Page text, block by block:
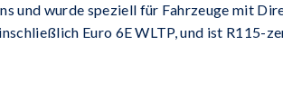
und wurde speziell für Fahrzeuge mit
Euro 6E WLTP, und ist R115-